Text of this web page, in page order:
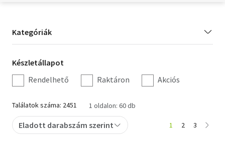
Régi képeslap
Életmód, egészség
Erotika
Gyermek- és ifjúsági
Hobbi, szabadidő
Kategória
szűrés
Kategóriák
Készletállapot
szűrés
Készletállapot
Rendelhető
Raktáron Akciós
Találatok száma: 2451 1 oldalon: 60 db
Eladott darabszám szerint 1 2 3